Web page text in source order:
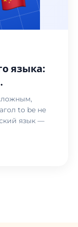
языка:
почему
to be не
язык —